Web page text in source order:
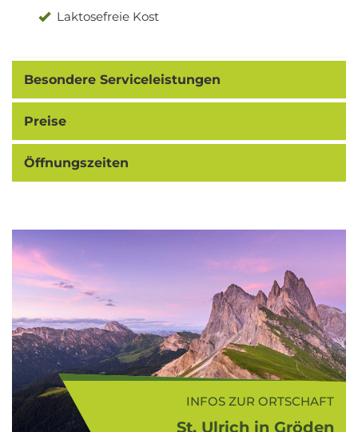
Laktosefreie Kost
Besondere Serviceleistungen
Preise
Öffnungszeiten
INFOS ZUR ORTSCHAFT
St. Ulrich in Gröden